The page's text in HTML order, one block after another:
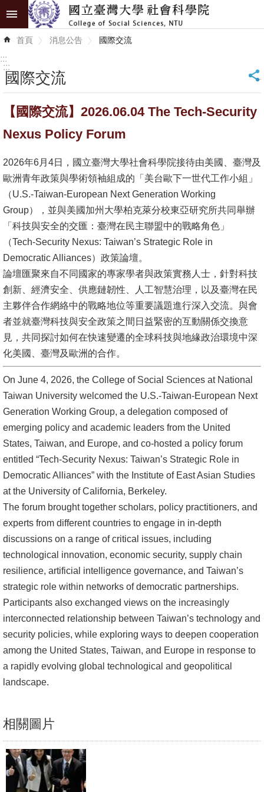
跳到主要內容區塊
進
階
識
學
單
研
究
消
息
公
告
國
際
化
高
教
深
耕
辦
法
及
文
件
捐
款
研
資
源
與
首頁 消息公告 國際交流
:::
:::
國際交流 _
【國際交流】2026.06.04 The Tech-Security
Nexus Policy Forum
2026年6月4日，國立臺灣大學社會科學院接待由美國、臺灣及
歐洲青年政策與學術領袖組成的「美台歐下一世代工作小組」
（U.S.-Taiwan-European Next Generation Working
Group），並與美國加州大學柏克萊分校東亞研究所共同舉辦
「科技與安全的交匯：臺灣在民主聯盟中的戰略角色」
（Tech-Security Nexus: Taiwan’s Strategic Role in
Democratic Alliances）政策論壇。
論壇匯聚來自不同國家的專家學者與政策實務人士，針對科技
創新、經濟安全、供應鏈韌性、人工智慧治理，以及臺灣在民
主夥伴合作網絡中的戰略地位等重要議題進行深入交流。與會
者並就臺灣科技與安全政策之間日益緊密的互動關係交換意
見，共同探討如何在快速變遷的全球科技與地緣政治環境中深
化美國、臺灣及歐洲的合作。
On June 4, 2026, the College of Social Sciences at National
Taiwan University welcomed the U.S.-Taiwan-European Next
Generation Working Group, a delegation composed of
emerging policy and academic leaders from the United
States, Taiwan, and Europe, and co-hosted a policy forum
entitled “Tech-Security Nexus: Taiwan’s Strategic Role in
Democratic Alliances” with the Institute of East Asian Studies
at the University of California, Berkeley.
The forum brought together scholars, policy practitioners, and
experts from different countries to engage in in-depth
discussions on a range of critical issues, including
technological innovation, economic security, supply chain
resilience, artificial intelligence governance, and Taiwan’s
strategic role within networks of democratic partnerships.
Participants also exchanged views on the increasingly
interconnected relationship between Taiwan’s technology and
security policies, while exploring ways to deepen cooperation
among the United States, Taiwan, and Europe in response to
a rapidly evolving global technological and geopolitical
landscape.
相關圖片